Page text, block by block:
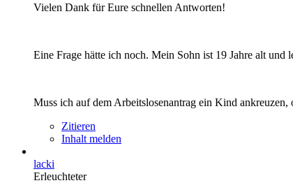
Vielen Dank für Eure schnellen Antworten!
Eine Frage hätte ich noch. Mein Sohn ist 19 Jahre alt und
Muss ich auf dem Arbeitslosenantrag ein Kind
Zitieren
Inhalt melden
lacki
Erleuchteter